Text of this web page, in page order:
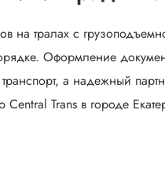
на тралах с
Оформление
а надежный
Trans в городе